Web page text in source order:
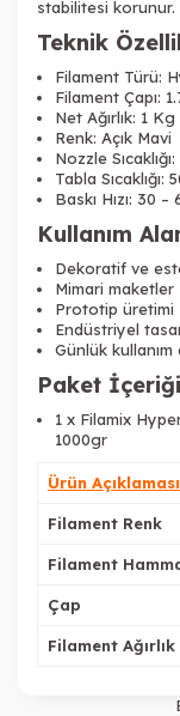
Tükendi
stabilitesi korunur.
Teknik
Filament Türü:
Filament Çapı:
Net Ağırlık: 1 Kg
Renk: Açık Mavi
Nozzle
Tabla Sıcaklığı:
Baskı Hızı: 30
Kullanım
Dekoratif ve
Mimari maketler
Prototip üretimi
Endüstriyel
Günlük kullanım
Paket İçeriği
1 x Filamix
1000gr
Ürün Açıklaması
Filament Renk
Filament
Çap
Filament Ağırlık